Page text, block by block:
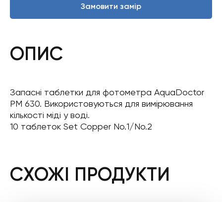
Замовити замір
ОПИС
Запасні таблетки для фотометра AquaDoctor
PM 630. Використовуються для вимірювання
кількості міді у воді.
10 таблеток Set Copper No.1/No.2
СХОЖІ ПРОДУКТИ